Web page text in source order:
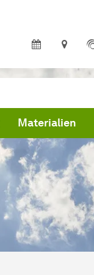
Materialien